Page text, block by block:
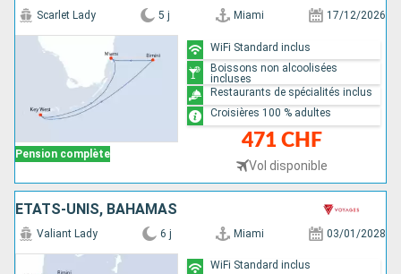
Pension complète
Scarlet Lady 5 j Miami 17/12/2026
471 CHF
Vol disponible
WiFi Standard inclus
Boissons non alcoolisées
incluses
Restaurants de spécialités inclus
Croisières 100 % adultes
ÉTATS-UNIS, BAHAMAS
Valiant Lady 6 j Miami 03/01/2028
WiFi Standard inclus